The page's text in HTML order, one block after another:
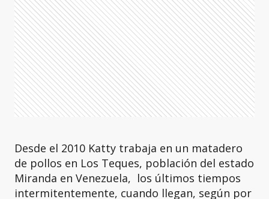
Desde el 2010 Katty trabaja en un matadero
de pollos en Los Teques, población del estado
Miranda en Venezuela, los últimos tiempos
intermitentemente, cuando llegan, según por